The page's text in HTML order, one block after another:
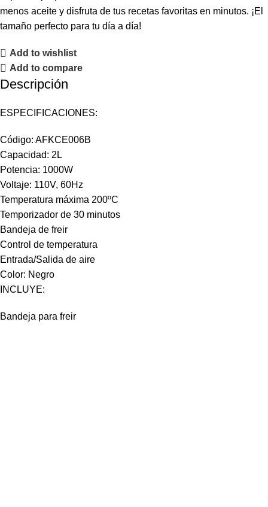
menos aceite y disfruta de tus recetas favoritas en minutos. ¡El
tamaño perfecto para tu día a día!
Add to wishlist
Add to compare
Descripción
ESPECIFICACIONES:
Código: AFKCE006B
Capacidad: 2L
Potencia: 1000W
Voltaje: 110V, 60Hz
Temperatura máxima 200ºC
Temporizador de 30 minutos
Bandeja de freir
Control de temperatura
Entrada/Salida de aire
Color: Negro
INCLUYE:
Bandeja para freir